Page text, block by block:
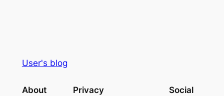
User's blog
About Privacy Social